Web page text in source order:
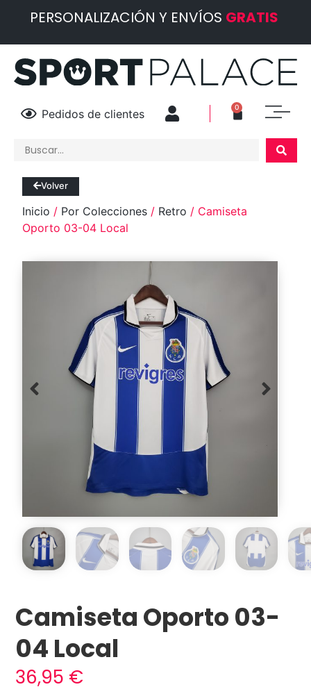
PERSONALIZACIÓN Y ENVÍOS GRATIS
Pedidos de clientes 0
Camiseta Oporto 03-
04 Local
36,95 €
Volver
Inicio / Por Colecciones / Retro / Camiseta
Oporto 03-04 Local